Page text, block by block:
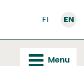
FI EN
Menu